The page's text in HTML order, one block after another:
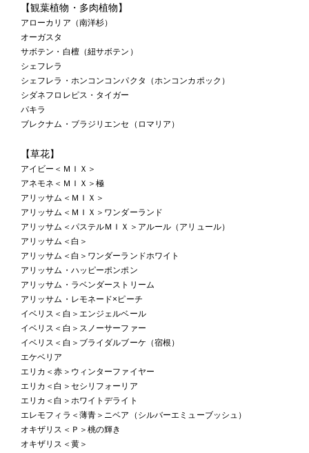
【観葉植物・多肉植物】
アローカリア（南洋杉）
オーガスタ
サボテン・白檀（紐サボテン）
シェフレラ
シェフレラ・ホンコンコンパクタ（ホンコンカポック）
シダネフロレピス・タイガー
パキラ
ブレクナム・ブラジリエンセ（ロマリア）
【草花】
アイビー＜ＭＩＸ＞
アネモネ＜ＭＩＸ＞極
アリッサム＜ＭＩＸ＞
アリッサム＜ＭＩＸ＞ワンダーランド
アリッサム＜パステルＭＩＸ＞アルール（アリュール）
アリッサム＜白＞
アリッサム＜白＞ワンダーランドホワイト
アリッサム・ハッピーポンポン
アリッサム・ラベンダーストリーム
アリッサム・レモネード×ピーチ
イベリス＜白＞エンジェルベール
イベリス＜白＞スノーサーファー
イベリス＜白＞ブライダルブーケ（宿根）
エケベリア
エリカ＜赤＞ウィンターファイヤー
エリカ＜白＞セシリフォーリア
エリカ＜白＞ホワイトデライト
エレモフィラ＜薄青＞ニベア（シルバーエミューブッシュ）
オキザリス＜Ｐ＞桃の輝き
オキザリス＜黄＞